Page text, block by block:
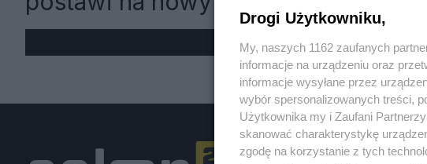
Polityka
Drogi Użytkowniku,
My, naszych 1162 zaufanych
informacje na urządzeniu oraz
informacje wysyłane przez
wybór spersonalizowanych treści,
Użytkownika my i Zaufani
skanować charakterystykę
zgodę na korzystanie z tych